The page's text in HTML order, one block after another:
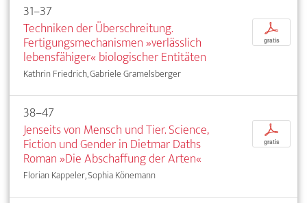
31–37
Techniken der Überschreitung.
Fertigungsmechanismen »verlässlich
lebensfähiger« biologischer Entitäten
Kathrin Friedrich, Gabriele Gramelsberger
p
gratis
38–47
Jenseits von Mensch und Tier. Science,
Fiction und Gender in Dietmar Daths
Roman »Die Abschaffung der Arten«
Florian Kappeler, Sophia Könemann
p
gratis